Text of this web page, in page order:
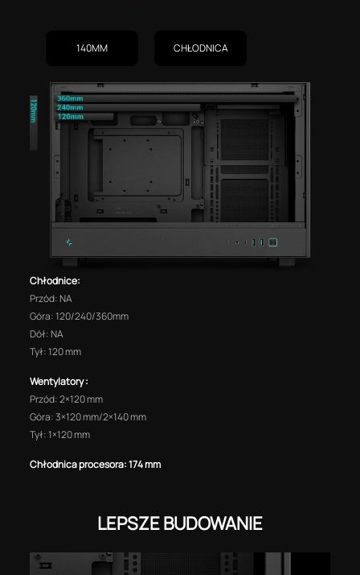
140MM CHŁODNICA
Chłodnice:
Przód: NA
Góra: 120/240/360mm
Dół: NA
Tył: 120 mm
Wentylatory :
Przód: 2×120 mm
Góra: 3×120 mm/2×140 mm
Tył: 1×120 mm
Chłodnica procesora: 174 mm
LEPSZE BUDOWANIE